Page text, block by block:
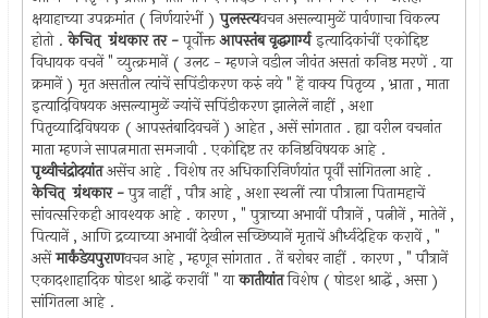
क्षयाहाच्या उपक्रमांत ( निर्णयारंभीं )पुलस्त्यवचन असल्यामुळें पार्वणाचा विकल्प
होतो .केचित् ‍ ग्रंथकार तर -पूर्वोक्तआपस्तंब वृद्धगार्ग्यइत्यादिकांचीं एकोद्दिष्ट
विधायक वचनें " व्युत्क्रमानें ( उलट - म्हणजे वडील जीवंत असतां कनिष्ठ मरणें . या
क्रमानें ) मृत असतील त्यांचें सपिंडीकरण करुं नये " हें वाक्य पितृव्य , भ्राता , माता
इत्यादिविषयक असल्यामुळें ज्यांचें सपिंडीकरण झालेलें नाहीं , अशा
पितृव्यादिविषयक ( आपस्तंबादिवचनें ) आहेत , असें सांगतात . ह्या वरील वचनांत
माता म्हणजे सापत्नमाता समजावी . एकोद्दिष्ट तर कनिष्ठविषयक आहे .
पृथ्वीचंद्रोदयांतअसेंच आहे . विशेष तर अधिकारिनिर्णयांत पूर्वीं सांगितला आहे .
केचित् ‍ ग्रंथकार -पुत्र नाहीं , पौत्र आहे , अशा स्थलीं त्या पौत्राला पितामहाचें
सांवत्सरिकही आवश्यक आहे . कारण , " पुत्राच्या अभावीं पौत्रानें , पत्नीनें , मातेनें ,
पित्यानें , आणि द्रव्याच्या अभावीं देखील सच्छिष्यानें मृताचें और्ध्वदेहिक करावें , "
असेंमार्कंडेयपुराणवचन आहे , म्हणून सांगतात . तें बरोबर नाहीं . कारण , " पौत्रानें
एकादशाहादिक षोडश श्राद्धें करावीं " याकातीयांतविशेष ( षोडश श्राद्धें , असा )
सांगितला आहे .